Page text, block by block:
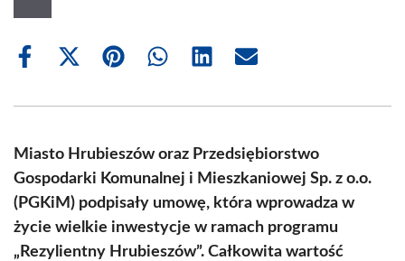
Share
Share
(Twitter)
Share Share Share Share
Miasto Hrubieszów oraz Przedsiębiorstwo
Gospodarki Komunalnej i Mieszkaniowej Sp. z o.o.
(PGKiM) podpisały umowę, która wprowadza w
życie wielkie inwestycje w ramach programu
„Rezylientny Hrubieszów”. Całkowita wartość